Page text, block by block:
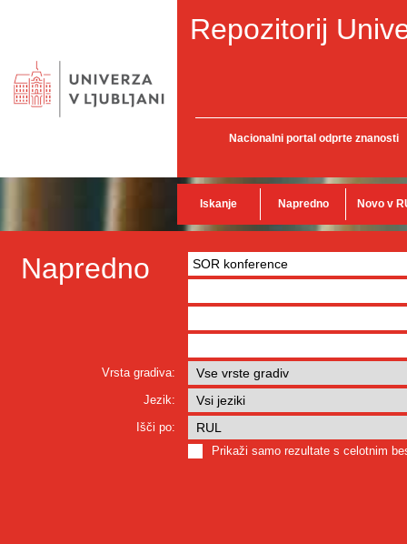
Repozitorij
Nacionalni portal odprte znanosti
Iskanje Napredno Novo v
Napredno
Vrsta gradiva:
Jezik:
Išči po:
Prikaži samo rezultate s celotnim